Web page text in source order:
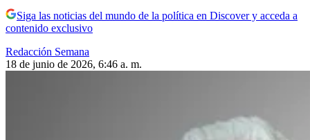
Siga las noticias del mundo de la política en Discover y acceda a
contenido exclusivo
Redacción Semana
18 de junio de 2026, 6:46 a. m.